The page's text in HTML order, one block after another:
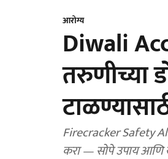
आरोग्य
Diwali
तरुणीच्या
Firecracker Safety
करा — सोपे उपाय आणि